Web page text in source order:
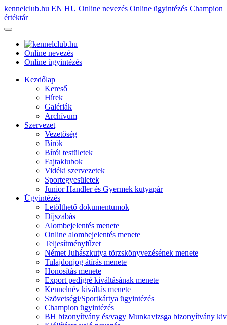
kennelclub.hu EN HU Online nevezés Online ügyintézés Champion
értéktár
Online nevezés
Online ügyintézés
Kezdőlap
Kereső
Hírek
Galériák
Archívum
Szervezet
Vezetőség
Bírók
Bírói testületek
Fajtaklubok
Vidéki szervezetek
Sportegyesületek
Junior Handler és Gyermek kutyapár
Ügyintézés
Letölthető dokumentumok
Díjszabás
Alombejelentés menete
Online alombejelentés menete
Teljesítményfűzet
Német Juhászkutya törzskönyvezésének menete
Tulajdonjog átírás menete
Honosítás menete
Export pedigré kiváltásának menete
Kennelnév kiváltás menete
Szövetségi/Sportkártya ügyintézés
Champion ügyintézés
BH bizonyítvány és/vagy Munkavizsga bizonyítvány